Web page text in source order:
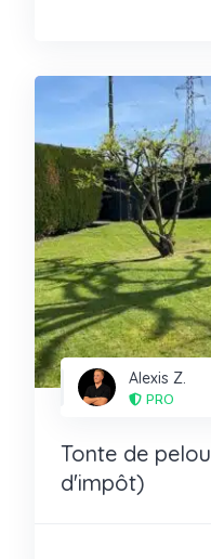
Alexis Z.
PRO
Tonte de
d'impôt)